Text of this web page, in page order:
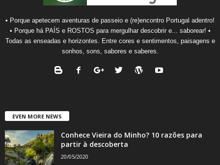
• Porque apetecem aventuras de passeio e (re)encontro Portugal adentro!
• Porque há PAÍS e ROSTOS para mergulhar descobrir e... saborear! •
Todas as enseadas e horizontes. Entre cores e sentimentos, paisagens e
sonhos, sons, sabores e saberes.
EVEN MORE NEWS
Conhece Vieira do Minho? 10 razões para
partir à descoberta
20/05/2020